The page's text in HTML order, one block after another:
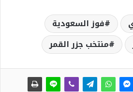
فوز السعودية
منتخب جزر القمر